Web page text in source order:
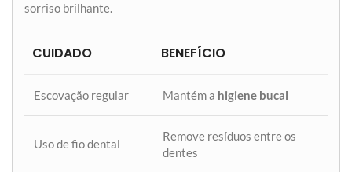
sorriso brilhante.
CUIDADO BENEFÍCIO
Escovação regular Mantém a higiene bucal
Uso de fio dental
Remove resíduos entre os
dentes